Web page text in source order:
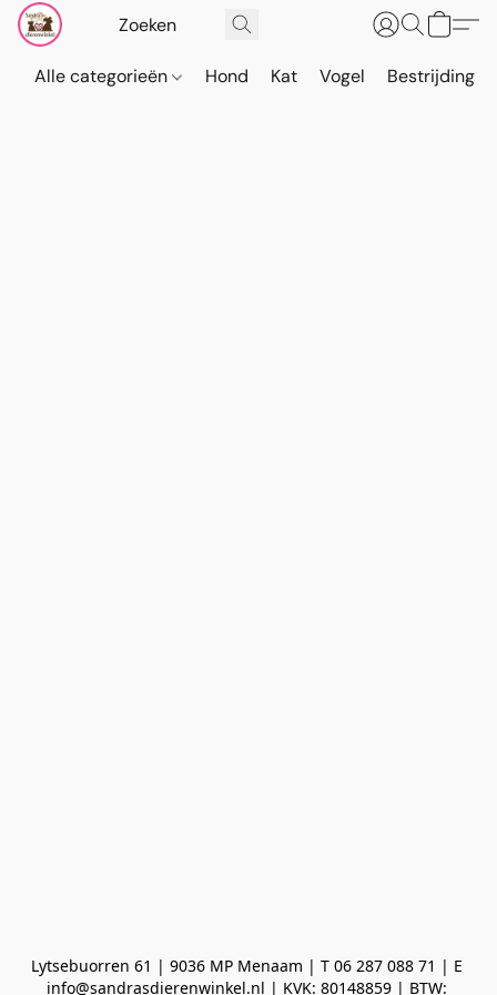
Alle categorieën Hond Kat Vogel Bestrijding
Lytsebuorren 61 | 9036 MP Menaam | T 06 287 088 71 | E
info@sandrasdierenwinkel.nl | KVK: 80148859 | BTW: